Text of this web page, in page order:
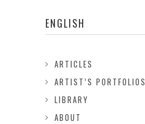
ENGLISH
ARTICLES
ARTIST’S PORTFOLIOS
LIBRARY
ABOUT